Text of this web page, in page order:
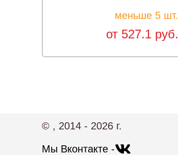
меньше 5 шт.
от 527.1 руб.
© , 2014 - 2026 г.
Мы Вконтакте -